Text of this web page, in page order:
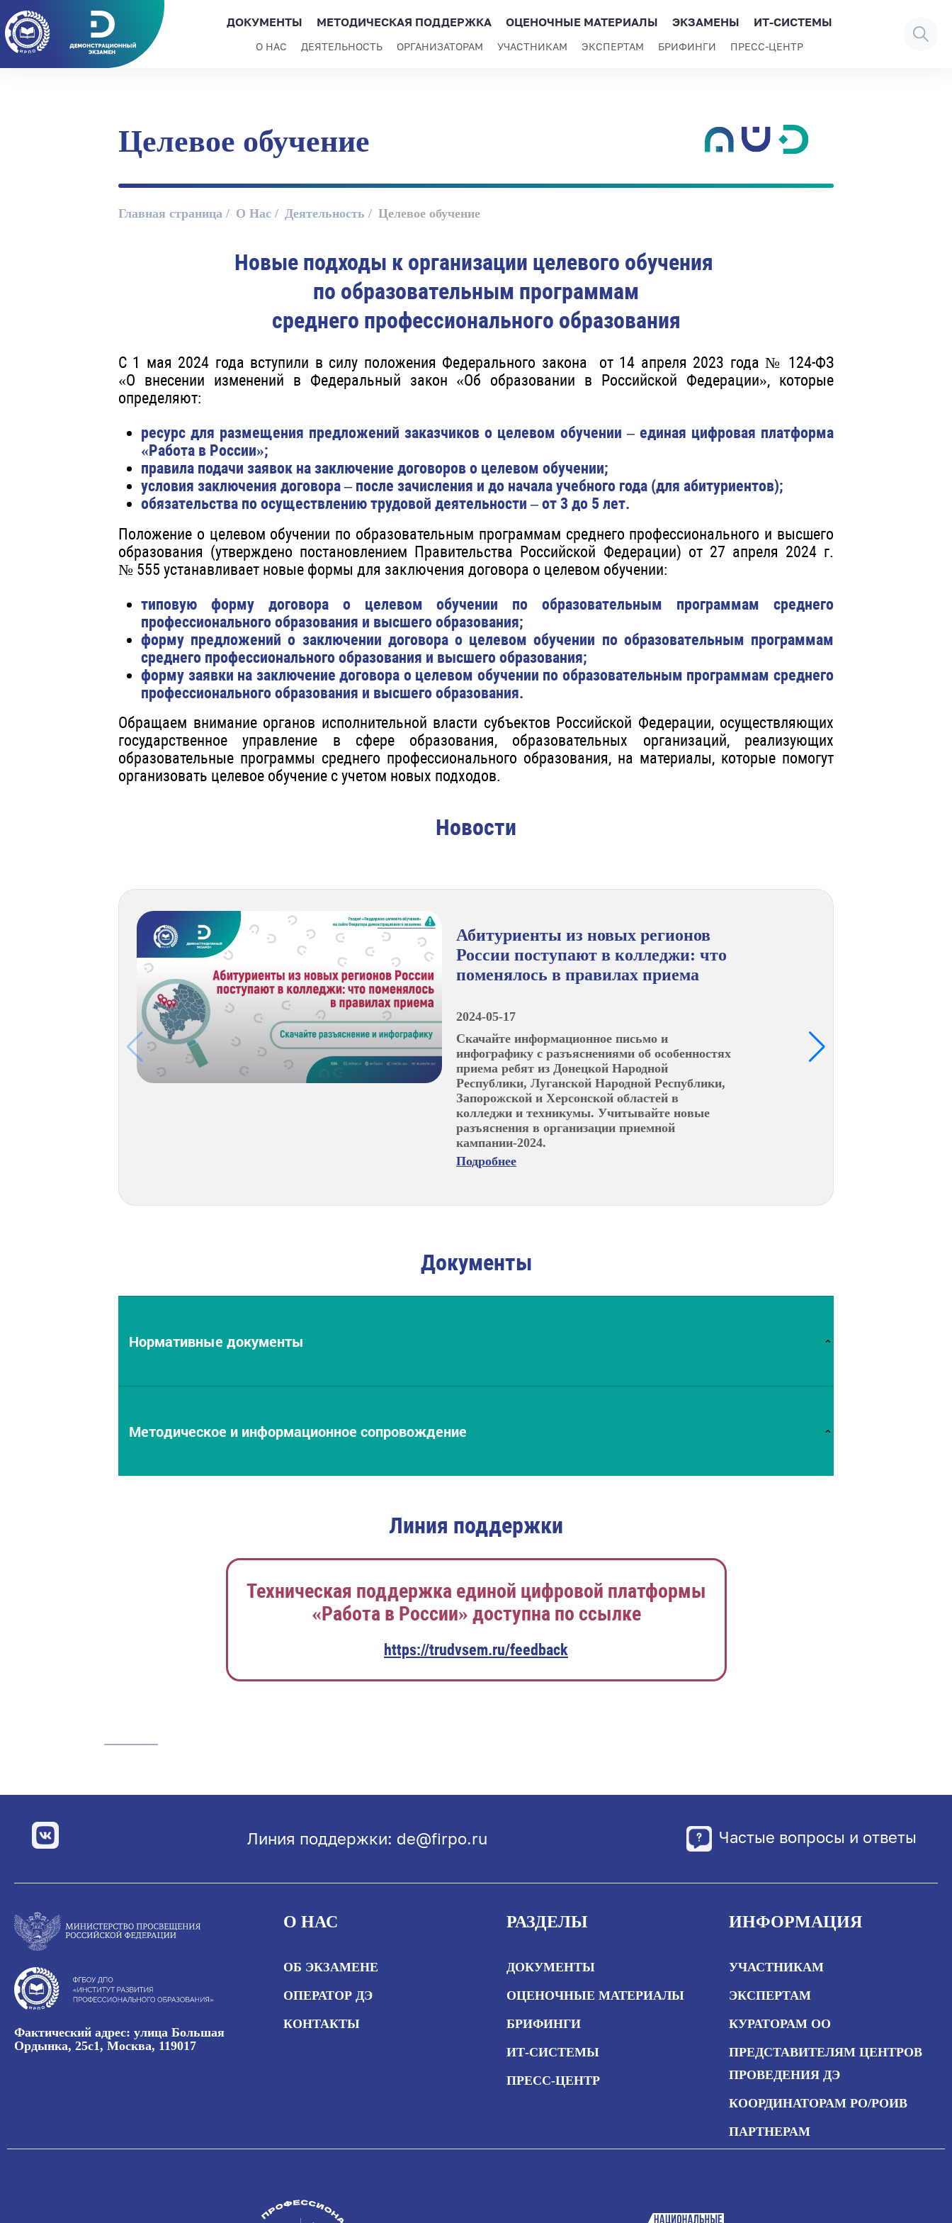
ДОКУМЕНТЫ МЕТОДИЧЕСКАЯ ПОДДЕРЖКА ОЦЕНОЧНЫЕ МАТЕРИАЛЫ ЭКЗАМЕНЫ ИТ-СИСТЕМЫ
О НАС ДЕЯТЕЛЬНОСТЬ ОРГАНИЗАТОРАМ УЧАСТНИКАМ ЭКСПЕРТАМ БРИФИНГИ ПРЕСС-ЦЕНТР
Целевое обучение
Главная страница О Нас Деятельность Целевое обучение
Новые подходы к организации целевого обучения
по образовательным программам
среднего профессионального образования
С 1 мая 2024 года вступили в силу положения Федерального закона от 14 апреля 2023 года № 124-ФЗ
«О внесении изменений в Федеральный закон «Об образовании в Российской Федерации», которые
определяют:
ресурс для размещения предложений заказчиков о целевом обучении – единая цифровая платформа
«Работа в России»;
правила подачи заявок на заключение договоров о целевом обучении;
условия заключения договора – после зачисления и до начала учебного года (для абитуриентов);
обязательства по осуществлению трудовой деятельности – от 3 до 5 лет.
Положение о целевом обучении по образовательным программам среднего профессионального и высшего
образования (утверждено постановлением Правительства Российской Федерации) от 27 апреля 2024 г.
№ 555 устанавливает новые формы для заключения договора о целевом обучении:
типовую форму договора о целевом обучении по образовательным программам среднего
профессионального образования и высшего образования;
форму предложений о заключении договора о целевом обучении по образовательным программам
среднего профессионального образования и высшего образования;
форму заявки на заключение договора о целевом обучении по образовательным программам среднего
профессионального образования и высшего образования.
Обращаем внимание органов исполнительной власти субъектов Российской Федерации, осуществляющих
государственное управление в сфере образования, образовательных организаций, реализующих
образовательные программы среднего профессионального образования, на материалы, которые помогут
организовать целевое обучение с учетом новых подходов.
Новости
Абитуриенты из новых регионов
России поступают в колледжи: что
поменялось в правилах приема
2024-05-17
Скачайте информационное письмо и
инфографику с разъяснениями об особенностях
приема ребят из Донецкой Народной
Республики, Луганской Народной Республики,
Запорожской и Херсонской областей в
колледжи и техникумы. Учитывайте новые
разъяснения в организации приемной
кампании-2024.
Подробнее
Документы
Нормативные документы
Методическое и информационное сопровождение
Линия поддержки
Техническая поддержка единой цифровой платформы
«Работа в России» доступна по ссылке
https://trudvsem.ru/feedback
Линия поддержки: de@firpo.ru Частые вопросы и ответы
Фактический адрес: улица Большая
Ордынка, 25с1, Москва, 119017
О НАС
ОБ ЭКЗАМЕНЕ
ОПЕРАТОР ДЭ
КОНТАКТЫ
РАЗДЕЛЫ
ДОКУМЕНТЫ
ОЦЕНОЧНЫЕ МАТЕРИАЛЫ
БРИФИНГИ
ИТ-СИСТЕМЫ
ПРЕСС-ЦЕНТР
ИНФОРМАЦИЯ
УЧАСТНИКАМ
ЭКСПЕРТАМ
КУРАТОРАМ ОО
ПРЕДСТАВИТЕЛЯМ ЦЕНТРОВ
ПРОВЕДЕНИЯ ДЭ
КООРДИНАТОРАМ РО/РОИВ
ПАРТНЕРАМ